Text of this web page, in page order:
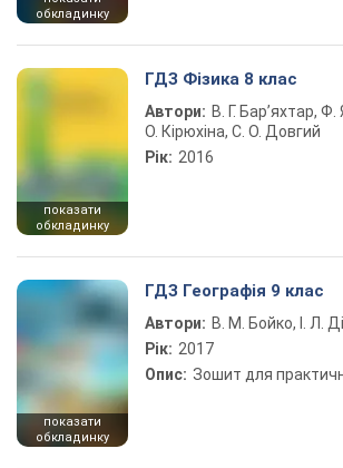
обкладинку
показати
обкладинку
ГДЗ Фізика 8 клас
Автори: В. Г. Бар’яхтар,
О. Кірюхіна, С. О. Довгий
Рік: 2016
показати
обкладинку
ГДЗ Географія 9 клас
Автори: В. М. Бойко, І. Л.
Рік: 2017
Опис: Зошит для